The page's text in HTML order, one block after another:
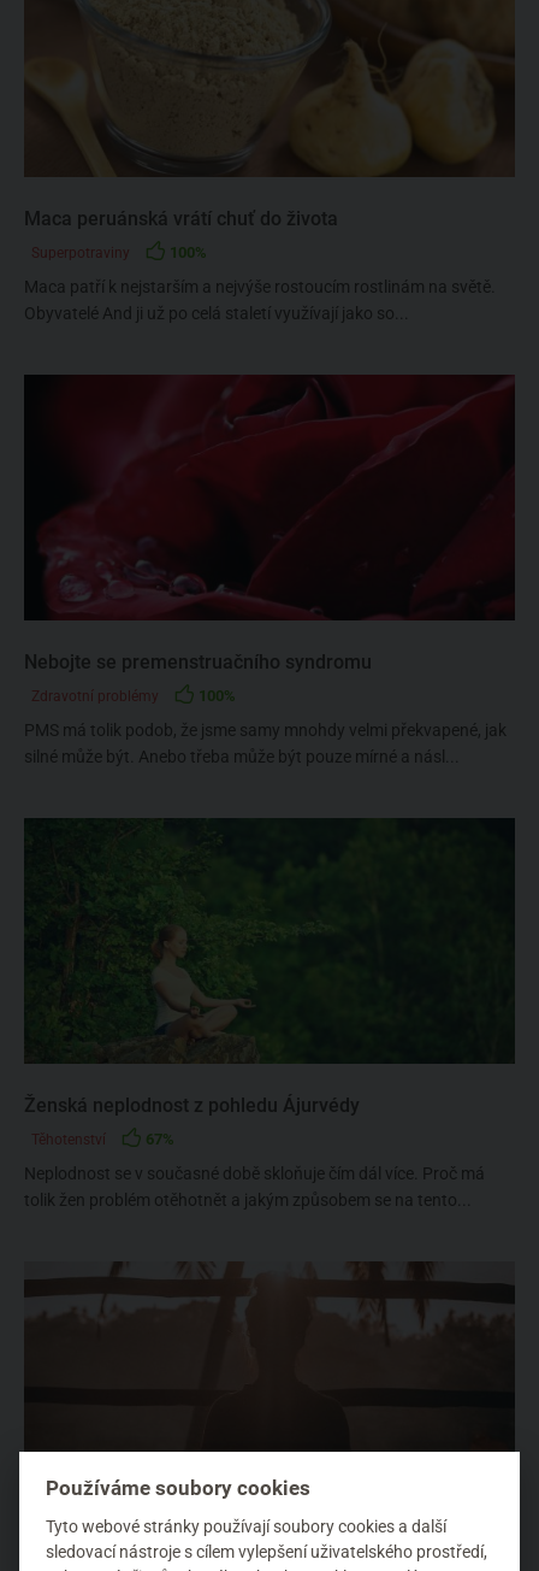
Maca peruánská vrátí chuť do života
Superpotraviny 100%
Maca patří k nejstarším a nejvýše rostoucím rostlinám na světě.
Obyvatelé And ji už po celá staletí využívají jako so...
Nebojte se premenstruačního syndromu
Zdravotní problémy 100%
PMS má tolik podob, že jsme samy mnohdy velmi překvapené, jak
silné může být. Anebo třeba může být pouze mírné a násl...
Ženská neplodnost z pohledu Ájurvédy
Těhotenství 67%
Neplodnost se v současné době skloňuje čím dál více. Proč má
tolik žen problém otěhotnět a jakým způsobem se na tento...
Navraťte tělu rovnováhu s hormonální jógou
Používáme soubory cookies
Tyto webové stránky používají soubory cookies a další
sledovací nástroje s cílem vylepšení uživatelského prostředí,